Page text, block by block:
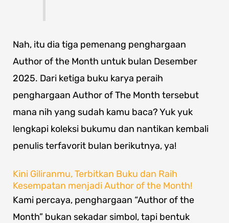
Nah, itu dia tiga pemenang penghargaan
Author of the Month untuk bulan Desember
2025. Dari ketiga buku karya peraih
penghargaan Author of The Month tersebut
mana nih yang sudah kamu baca? Yuk yuk
lengkapi koleksi bukumu dan nantikan kembali
penulis terfavorit bulan berikutnya, ya!
Kini Giliranmu, Terbitkan Buku dan Raih
Kesempatan menjadi Author of the Month!
Kami percaya, penghargaan “Author of the
Month” bukan sekadar simbol, tapi bentuk